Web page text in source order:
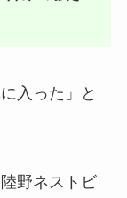
入った」と
野ネストビ